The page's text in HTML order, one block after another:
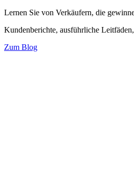
Lernen Sie von Verkäufern, die
Kundenberichte, ausführliche
Zum Blog